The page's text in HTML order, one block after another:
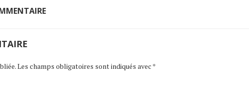
Les champs obligatoires sont indiqués avec *